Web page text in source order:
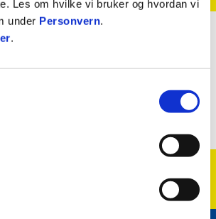
Les om hvilke vi bruker og hvordan vi
under Personvern.
.
Bjeglerud
16. februar 2003